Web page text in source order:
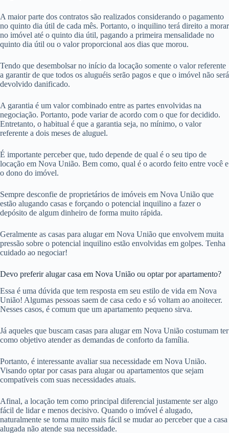
A maior parte dos contratos são realizados considerando o pagamento
no quinto dia útil de cada mês. Portanto, o inquilino terá direito a morar
no imóvel até o quinto dia útil, pagando a primeira mensalidade no
quinto dia útil ou o valor proporcional aos dias que morou.
Tendo que desembolsar no início da locação somente o valor referente
a garantir de que todos os aluguéis serão pagos e que o imóvel não será
devolvido danificado.
A garantia é um valor combinado entre as partes envolvidas na
negociação. Portanto, pode variar de acordo com o que for decidido.
Entretanto, o habitual é que a garantia seja, no mínimo, o valor
referente a dois meses de aluguel.
É importante perceber que, tudo depende de qual é o seu tipo de
locação em Nova União. Bem como, qual é o acordo feito entre você e
o dono do imóvel.
Sempre desconfie de proprietários de imóveis em Nova União que
estão alugando casas e forçando o potencial inquilino a fazer o
depósito de algum dinheiro de forma muito rápida.
Geralmente as casas para alugar em Nova União que envolvem muita
pressão sobre o potencial inquilino estão envolvidas em golpes. Tenha
cuidado ao negociar!
Devo preferir alugar casa em Nova União ou optar por apartamento?
Essa é uma dúvida que tem resposta em seu estilo de vida em Nova
União! Algumas pessoas saem de casa cedo e só voltam ao anoitecer.
Nesses casos, é comum que um apartamento pequeno sirva.
Já aqueles que buscam casas para alugar em Nova União costumam ter
como objetivo atender as demandas de conforto da família.
Portanto, é interessante avaliar sua necessidade em Nova União.
Visando optar por casas para alugar ou apartamentos que sejam
compatíveis com suas necessidades atuais.
Afinal, a locação tem como principal diferencial justamente ser algo
fácil de lidar e menos decisivo. Quando o imóvel é alugado,
naturalmente se torna muito mais fácil se mudar ao perceber que a casa
alugada não atende sua necessidade.